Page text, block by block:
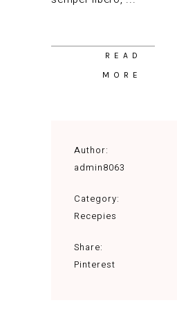
READ
MORE
Author:
admin8063
Category:
Recepies
Share:
Pinterest